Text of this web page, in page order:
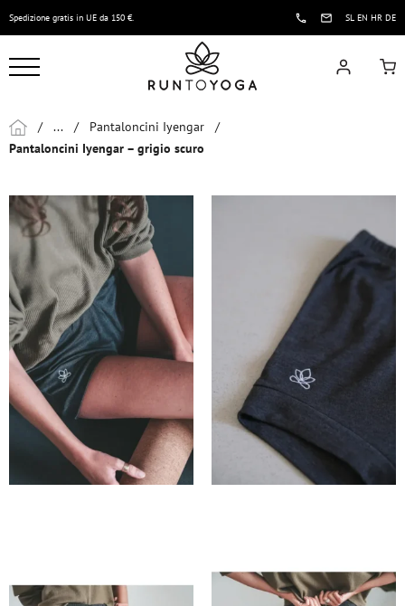
Spedizione gratis in UE da 150 €. SL EN HR DE
/ ... / Pantaloncini Iyengar
/
Pantaloncini Iyengar – grigio scuro